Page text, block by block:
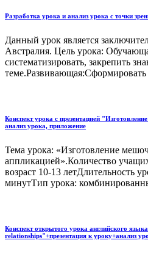
Разработка урока и анализ урока с точки
Данный урок является
Австралия. Цель урока:
систематизировать, закрепить
теме.Развивающая:Сформировать
Конспект урока с презентацией
анализ урока, приложение
Тема урока: «Изготовление
аппликацией».Количество
возраст 10-13 летДлительность
минутТип урока:
Конспект открытого урока английского
relationships"+презентация к уроку+анализ